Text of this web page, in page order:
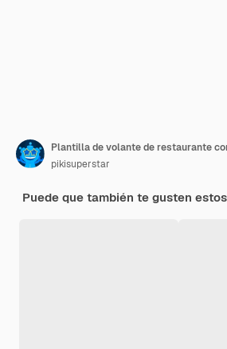
Plantilla de volante de restaurante
pikisuperstar
Puede que también te gusten